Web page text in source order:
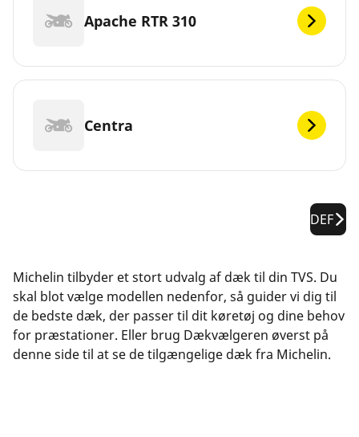
Apache RTR 310
Centra
DEF
Michelin tilbyder et stort udvalg af dæk til din TVS. Du
skal blot vælge modellen nedenfor, så guider vi dig til
de bedste dæk, der passer til dit køretøj og dine behov
for præstationer. Eller brug Dækvælgeren øverst på
denne side til at se de tilgængelige dæk fra Michelin.